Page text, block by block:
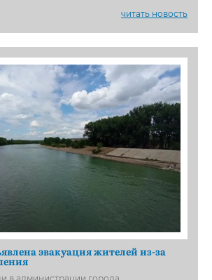
читать новость
эвакуация жителей из-за